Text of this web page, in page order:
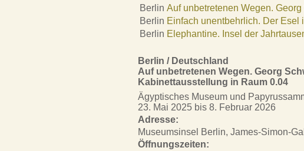
Berlin Auf unbetretenen Wegen.
Berlin Einfach unentbehrlich. Der Esel
Berlin Elephantine. Insel der
Berlin / Deutschland
Auf unbetretenen Wegen. Georg
Kabinettausstellung in Raum 0.04
Ägyptisches Museum und
23. Mai 2025 bis 8. Februar 2026
Adresse:
Museumsinsel Berlin, James-Simon-
Öffnungszeiten: